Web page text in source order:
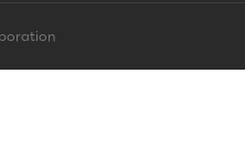
した | LINE占い